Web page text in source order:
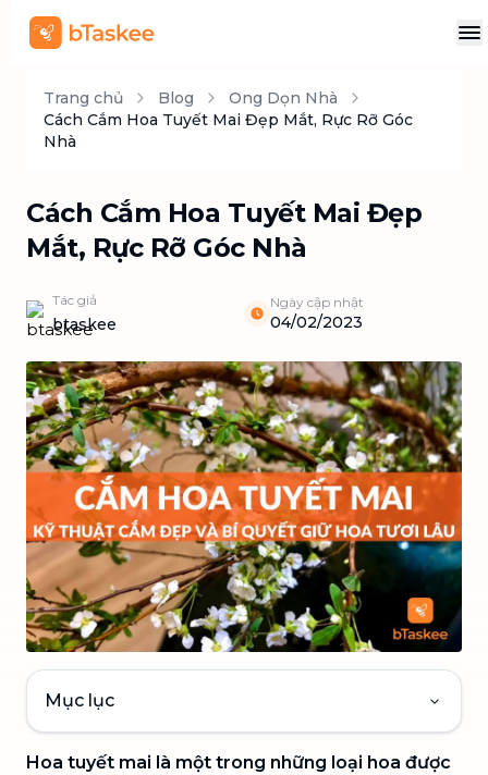
Trang chủ Blog
Ong Dọn Nhà
Cách Cắm Hoa Tuyết Mai Đẹp Mắt, Rực Rỡ Góc
Nhà
Cách Cắm Hoa Tuyết Mai Đẹp
Mắt, Rực Rỡ Góc Nhà
Tác giả
btaskee
Ngày cập nhật
04/02/2023
Mục lục
Hoa tuyết mai là một trong những loại hoa được